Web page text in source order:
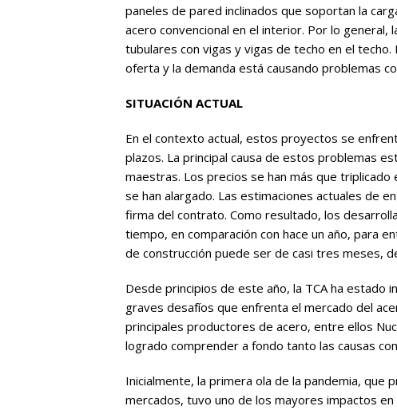
paneles de pared inclinados que soportan la
acero convencional en el interior. Por lo general,
tubulares con vigas y vigas de techo en el
oferta y la demanda está causando problemas
SITUACIÓN ACTUAL
En el contexto actual, estos proyectos se
plazos. La principal causa de estos problemas
maestras. Los precios se han más que
se han alargado. Las estimaciones actuales de
firma del contrato. Como resultado, los
tiempo, en comparación con hace un año, para
de construcción puede ser de casi tres meses,
Desde principios de este año, la TCA ha estado
graves desafíos que enfrenta el mercado del
principales productores de acero, entre ellos
logrado comprender a fondo tanto las causas
Inicialmente, la primera ola de la pandemia, que
mercados, tuvo uno de los mayores impactos